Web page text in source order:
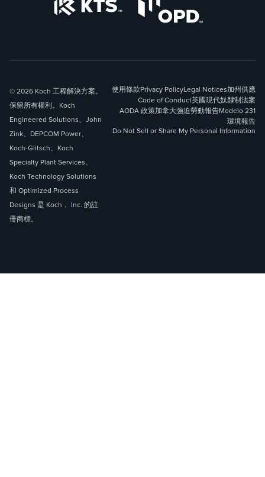
© 2026 Koch 工程解決方案。
保留所有權利。Koch
Engineered Solutions、John
Zink、DEPCOM Power、
Koch-Glitsch、Koch
Specialty Plant Services、
Koch Technology Solutions
和 Optimized Process
Designs 是 Koch， Inc. 的註
冊商標。
使用條款Privacy PolicyLegal Notices加州供應
Code of Conduct英國現代奴隸制法案
AODA 政策加拿大強迫勞動報告Modelo 231
環境報告
Do Not Sell or Share My Personal Information